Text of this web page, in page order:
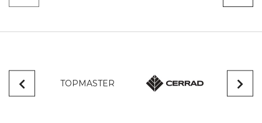
TOPMASTER